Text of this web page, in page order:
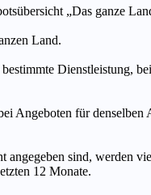
„Das ganze
Land.
Dienstleistung,
Angeboten für denselben
angegeben sind, werden
12 Monate.